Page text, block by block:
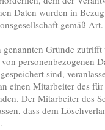
Daten wurden in
gemäß
genannten Gründe
personenbezogenen
sind,
einen Mitarbeiter des
Der Mitarbeiter des
dass dem